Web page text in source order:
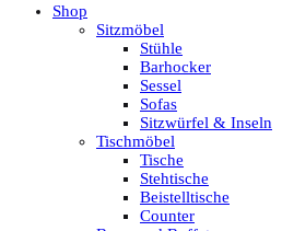
Shop
Sitzmöbel
Stühle
Barhocker
Sessel
Sofas
Sitzwürfel & Inseln
Tischmöbel
Tische
Stehtische
Beistelltische
Counter